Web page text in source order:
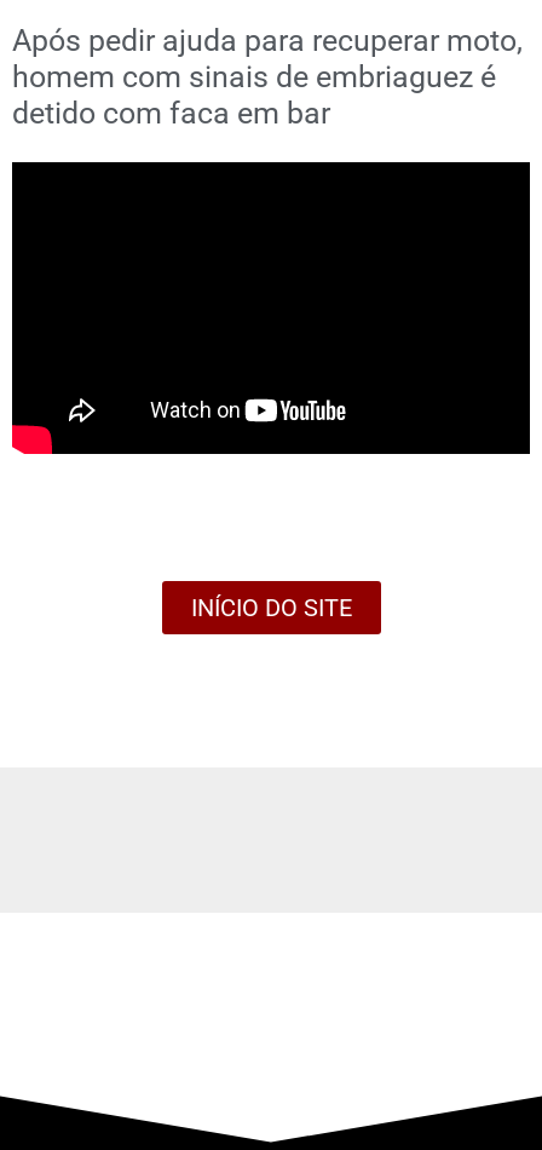
Após pedir ajuda para recuperar moto,
homem com sinais de embriaguez é
detido com faca em bar
INÍCIO DO SITE